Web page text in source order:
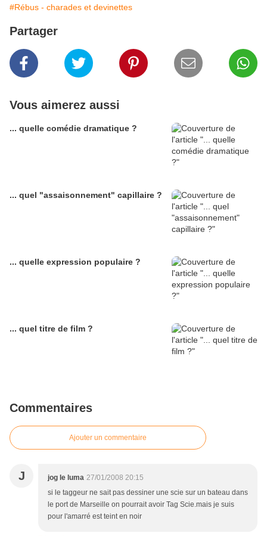
#Rébus - charades et devinettes
Partager
Vous aimerez aussi
... quelle comédie dramatique ?
... quel "assaisonnement" capillaire ?
... quelle expression populaire ?
... quel titre de film ?
Commentaires
Ajouter un commentaire
J jog le luma 27/01/2008 20:15
si le taggeur ne sait pas dessiner une scie sur un bateau dans
le port de Marseille on pourrait avoir Tag Scie.mais je suis
pour l'amarré est teint en noir